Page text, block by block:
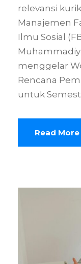
relevansi
Manajemen
Ilmu Sosial
menggelar
Rencana
untuk
Read More